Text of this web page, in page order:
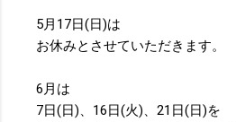
5月17日(日)は
お休みとさせていただきます。
6月は
7日(日)、16日(火)、21日(日)を